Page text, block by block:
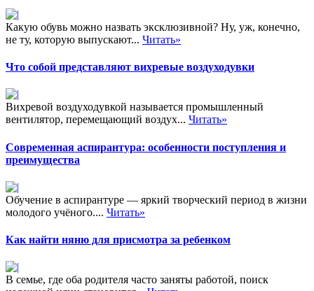
Какую обувь можно назвать эксклюзивной? Ну, уж, конечно,
не ту, которую выпускают... Читать»
Что собой представляют вихревые воздуходувки
Вихревой воздуходувкой называется промышленный
вентилятор, перемещающий воздух... Читать»
Современная аспирантура: особенности поступления и
преимущества
Обучение в аспирантуре — яркий творческий период в жизни
молодого учёного.... Читать»
Как найти няню для присмотра за ребенком
В семье, где оба родителя часто заняты работой, поиск